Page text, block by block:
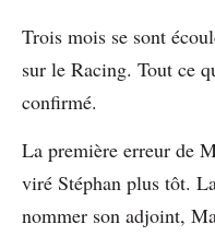
Trois mois se sont
sur le Racing. Tout ce
confirmé.
La première erreur de
viré Stéphan plus tôt.
nommer son adjoint,